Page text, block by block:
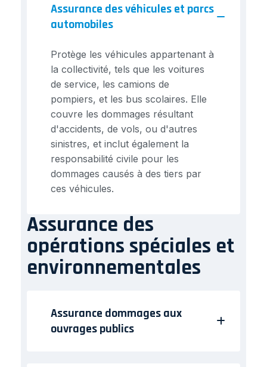
Assurance des véhicules et parcs
automobiles
Protège les véhicules appartenant à
la collectivité, tels que les voitures
de service, les camions de
pompiers, et les bus scolaires. Elle
couvre les dommages résultant
d'accidents, de vols, ou d'autres
sinistres, et inclut également la
responsabilité civile pour les
dommages causés à des tiers par
ces véhicules.
Assurance des
opérations spéciales et
environnementales
Assurance dommages aux
ouvrages publics